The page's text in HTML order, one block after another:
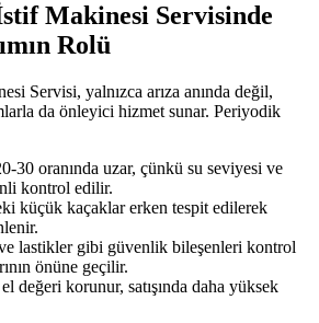
Makinesi Servisinde
Rolü
Servisi, yalnızca arıza anında değil,
da önleyici hizmet sunar. Periyodik
30 oranında uzar, çünkü su seviyesi ve
kontrol edilir.
küçük kaçaklar erken tespit edilerek
lastikler gibi güvenlik bileşenleri kontrol
önüne geçilir.
değeri korunur, satışında daha yüksek